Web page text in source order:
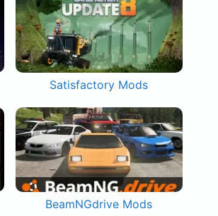
Satisfactory Mods
BeamNGdrive Mods